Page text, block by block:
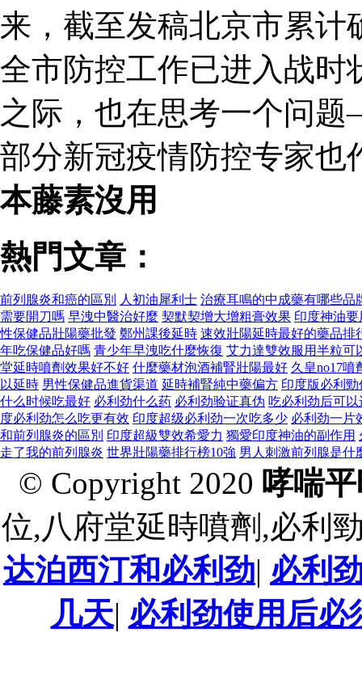
来，截至发稿北京市累计
全市防控工作已进入战时
之际，也在思考一个问
部分新冠疫情防控专家
本藤素沒用
熱門文章：
前列腺炎和癌的區別 人初油犀利士 治療耳鳴的中成藥有哪些品
需要開刀嗎 早洩中醫治好麼 契默契增大增粗膏效果 印度神油
性保健品壯陽藥批發 鄭州課後延時 速效壯陽延時最好的藥品排
年吃保健品好嗎 青少年早洩吃什麼恢復 艾力達雙效服用半粒可
堂延時噴劑效果好不好 什麼藥材泡酒補腎壯陽最好 久皇no17噴
以延時 男性保健品進貨渠道 延時補腎純中藥偏方 印度版必利勁
什么时候吃最好 必利劲什么药 必利劲验证真伪 吃必利劲后可以
度必利劲怎么吃更有效 印度超级必利劲一次吃多少 必利劲一片
和前列腺炎的區別 印度超級雙效希愛力 獨愛印度神油的副作用
走了我的前列腺炎 世界壯陽藥排行榜10強 男人刺激前列腺是什
© Copyright 2020 哮喘
位,八府堂延時噴劑,必利
达泊西汀和必利劲| 必利
几天| 必利劲使用后必